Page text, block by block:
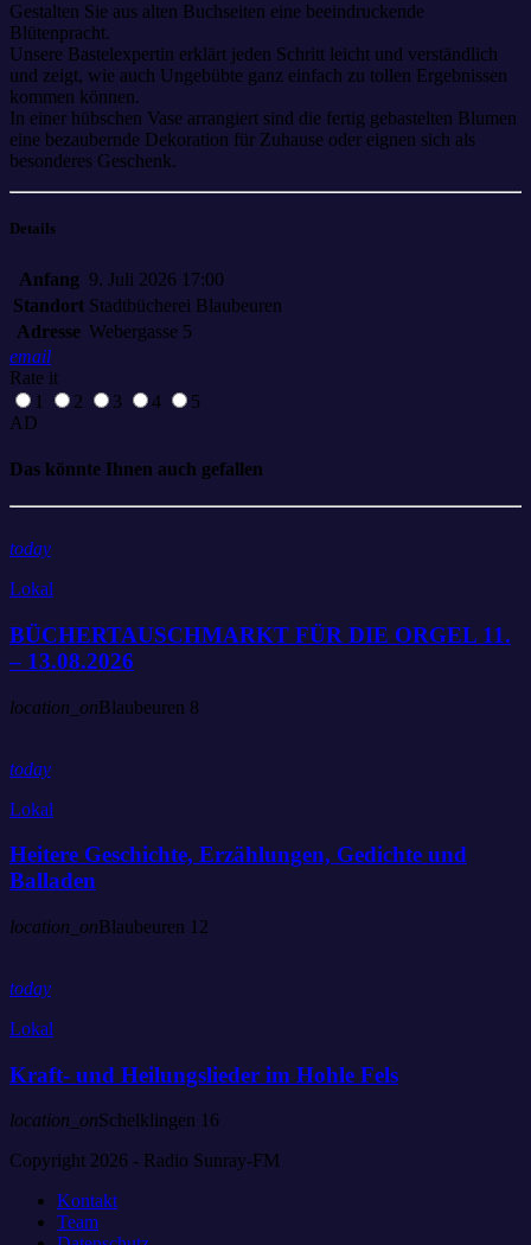
Gestalten Sie aus alten Buchseiten eine beeindruckende
Blütenpracht.
Unsere Bastelexpertin erklärt jeden Schritt leicht und verständlich
und zeigt, wie auch Ungebübte ganz einfach zu tollen Ergebnissen
kommen können.
In einer hübschen Vase arrangiert sind die fertig gebastelten Blumen
eine bezaubernde Dekoration für Zuhause oder eignen sich als
besonderes Geschenk.
Details
Anfang 9. Juli 2026 17:00
Standort Stadtbücherei Blaubeuren
Adresse Webergasse 5
email
Rate it
1
2 3 4
5
AD
Das könnte Ihnen auch gefallen
today
Lokal
BÜCHERTAUSCHMARKT FÜR DIE ORGEL 11.
– 13.08.2026
location_onBlaubeuren 8
today
Lokal
Heitere Geschichte, Erzählungen, Gedichte und
Balladen
location_onBlaubeuren 12
today
Lokal
Kraft- und Heilungslieder im Hohle Fels
location_onSchelklingen 16
Copyright 2026 - Radio Sunray-FM
Kontakt
Team